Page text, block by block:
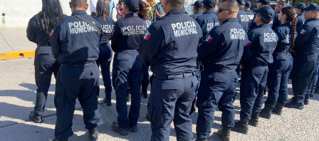
una o dos noches.
El número exacto de paquetes vendidos o apartados por
las agencias solo se conocerá al cierre de la temporada,
dijo Alonso.
También lee:Gallardo arranca operativo de seguridad para
Fenapo 2026